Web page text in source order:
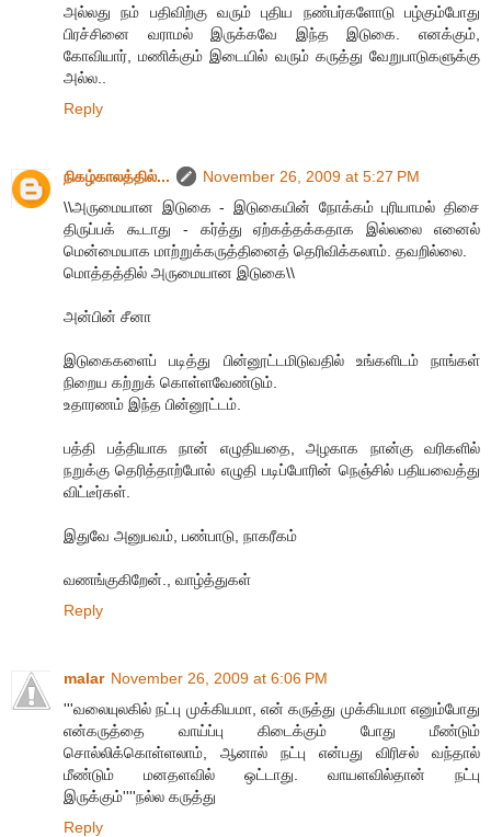
அல்லது நம் பதிவிற்கு வரும் புதிய நண்பர்களோடு பழ்கும்போது
பிரச்சினை வராமல் இருக்கவே இந்த இடுகை. எனக்கும்,
கோவியார், மணிக்கும் இடையில் வரும் கருத்து வேறுபாடுகளுக்கு
அல்ல..
Reply
நிகழ்காலத்தில்...
November 26, 2009 at 5:27 PM
\\அருமையான இடுகை - இடுகையின் நோக்கம் புரியாமல் திசை
திருப்பக் கூடாது - கர்த்து ஏற்கத்தக்கதாக இல்லலை எனைல்
மென்மையாக மாற்றுக்கருத்தினைத் தெரிவிக்கலாம். தவறில்லை.
மொத்தத்தில் அருமையான இடுகை\\
அன்பின் சீனா
இடுகைகளைப் படித்து பின்னூட்டமிடுவதில் உங்களிடம் நாங்கள்
நிறைய கற்றுக் கொள்ளவேண்டும்.
உதாரணம் இந்த பின்னூட்டம்.
பத்தி பத்தியாக நான் எழுதியதை, அழகாக நான்கு வரிகளில்
நறுக்கு தெரித்தாற்போல் எழுதி படிப்போரின் நெஞ்சில் பதியவைத்து
விட்டீர்கள்.
இதுவே அனுபவம், பண்பாடு, நாகரீகம்
வணங்குகிறேன்., வாழ்த்துகள்
Reply
malar November 26, 2009 at 6:06 PM
'''வலையுலகில் நட்பு முக்கியமா, என் கருத்து முக்கியமா எனும்போது
என்கருத்தை வாய்ப்பு கிடைக்கும் போது மீண்டும்
சொல்லிக்கொள்ளலாம், ஆனால் நட்பு என்பது விரிசல் வந்தால்
மீண்டும் மனதளவில் ஒட்டாது. வாயளவில்தான் நட்பு
இருக்கும்''''நல்ல கருத்து
Reply